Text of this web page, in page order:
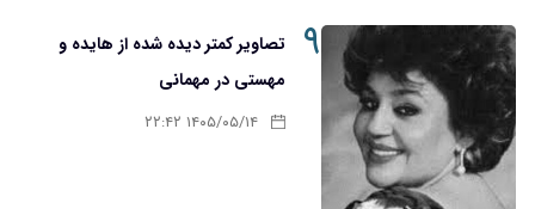
۹
تصاویر کمتر دیده شده از هایده و
مهستی در مهمانی
۱۴۰۵/۰۵/۱۴ ۲۲:۴۲